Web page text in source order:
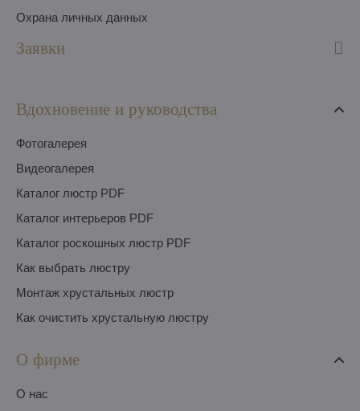
Охрана личных данных
Заявки
Вдохновение и руководства
Фотогалерея
Видеогалерея
Каталог люстр PDF
Каталог интерьеров PDF
Каталог роскошных люстр PDF
Как выбрать люстру
Монтаж хрустальных люстр
Как очистить хрустальную люстру
О фирме
O нас